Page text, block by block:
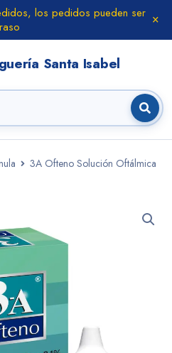
los pedidos pueden ser
3A Ofteno Solución Oftálmica